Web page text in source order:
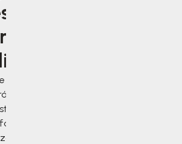
si vybrali
Stačí
do